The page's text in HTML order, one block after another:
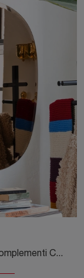
Desideri valorizzare i tuoi locali con i Complementi Connubia? Ecco qui differenti modelli di specchi senza cornice come Mir.